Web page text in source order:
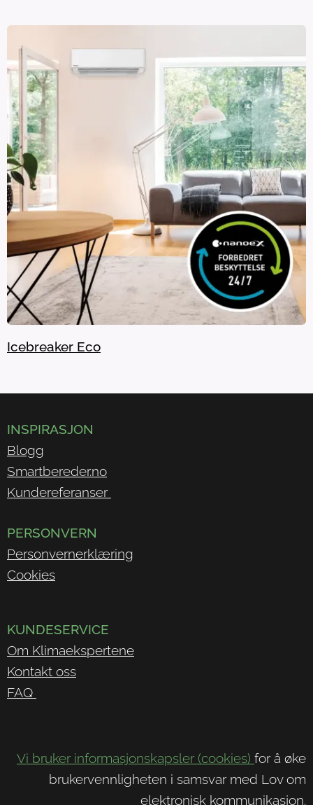
Icebreaker Eco
INSPIRASJON
Blogg
Smartbereder.no
Kundereferanser
PERSONVERN
Personvernerklæring
Cookies
KUNDESERVICE
Om Klimaekspertene
Kontakt oss
FAQ
Vi bruker informasjonskapsler (cookies) for å øke
brukervennligheten i samsvar med Lov om
elektronisk kommunikasjon.